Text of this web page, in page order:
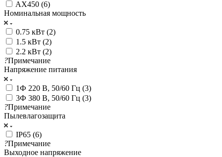
AX450 (6)
Номинальная мощность
0.75 кВт (2)
1.5 кВт (2)
2.2 кВт (2)
?Примечание
Напряжение питания
1Ф 220 В, 50/60 Гц (3)
3Ф 380 В, 50/60 Гц (3)
?Примечание
Пылевлагозащита
IP65 (6)
?Примечание
Выходное напряжение